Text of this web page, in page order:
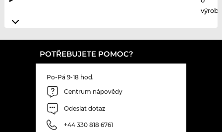
POTŘEBUJETE POMOC?
Po-Pá 9-18 hod.
Centrum nápovědy
Odeslat dotaz
+44 330 818 6761